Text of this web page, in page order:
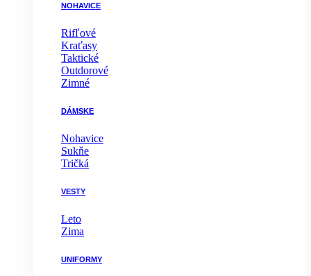
NOHAVICE
Rifľové
Kraťasy
Taktické
Outdorové
Zimné
DÁMSKE
Nohavice
Sukňe
Tričká
VESTY
Leto
Zima
UNIFORMY